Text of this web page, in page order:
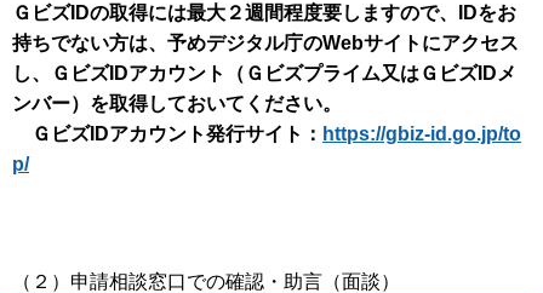
ＧビズIDの取得には最大２週間程度要しますので、IDをお
持ちでない方は、予めデジタル庁のWebサイトにアクセス
し、ＧビズIDアカウント（Ｇビズプライム又はＧビズIDメ
ンバー）を取得しておいてください。
ＧビズIDアカウント発行サイト： https://gbiz-id.go.jp/to
p/
（２）申請相談窓口での確認・助言（面談）